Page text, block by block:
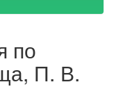
по
П. В.